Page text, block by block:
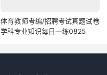
体育教师考编/招聘考试真题试卷
学科专业知识每日一练0825